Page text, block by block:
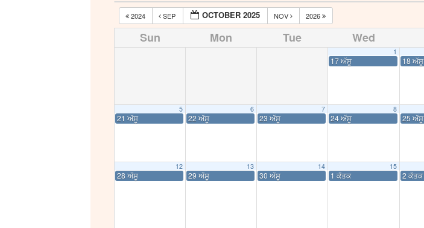
2024 SEP OCTOBER 2025 NOV 2026
Sun Mon Tue Wed
1
17 ਅੱਸੂ 18 ਅੱਸੂ
5
21 ਅੱਸੂ
6
22 ਅੱਸੂ
7
23 ਅੱਸੂ
8
24 ਅੱਸੂ 25 ਅੱਸੂ
12
28 ਅੱਸੂ
13
29 ਅੱਸੂ
14
30 ਅੱਸੂ
15
1 ਕੱਤਕ 2 ਕੱਤਕ